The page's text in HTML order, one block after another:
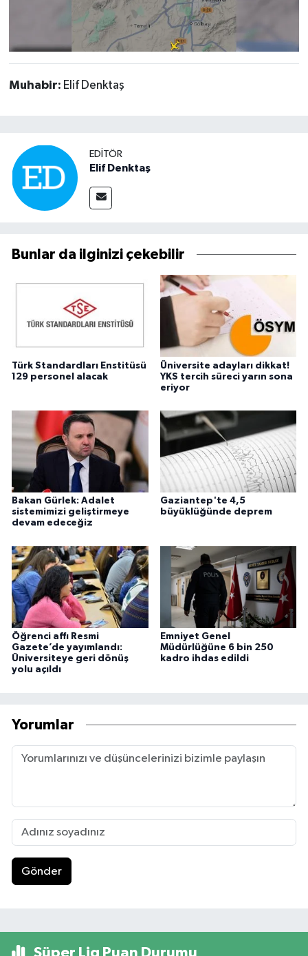
Muhabir: Elif Denktaş
EDITÖR
Elif Denktaş
Bunlar da ilginizi çekebilir
Türk Standardları Enstitüsü
129 personel alacak
Üniversite adayları dikkat!
YKS tercih süreci yarın sona
eriyor
Bakan Gürlek: Adalet
sistemimizi geliştirmeye
devam edeceğiz
Gaziantep'te 4,5
büyüklüğünde deprem
Öğrenci affı Resmi
Gazete’de yayımlandı:
Üniversiteye geri dönüş
yolu açıldı
Emniyet Genel
Müdürlüğüne 6 bin 250
kadro ihdas edildi
Yorumlar
Gönder
Süper Lig Puan Durumu